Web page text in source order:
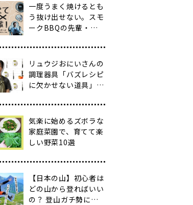
一度うまく焼けるとも
う抜け出せない。スモ
ークBBQの先輩・渋
だわりのアイテム20
選
リュウジおにいさんの
調理器具「バズレシピ
に欠かせない道具」５
気楽に始めるズボラな
家庭菜園で、育てて楽
しい野菜10選
【日本の山】初心者は
どの山から登ればいい
の？ 登山ガチ勢に聞